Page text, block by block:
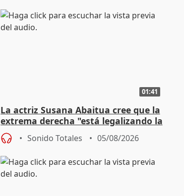
01:41
La actriz Susana Abaitua cree que la
extrema derecha "está legalizando la
homofobia"
Sonido Totales 05/08/2026